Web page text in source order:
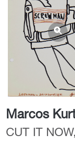
Marcos
CUT IT